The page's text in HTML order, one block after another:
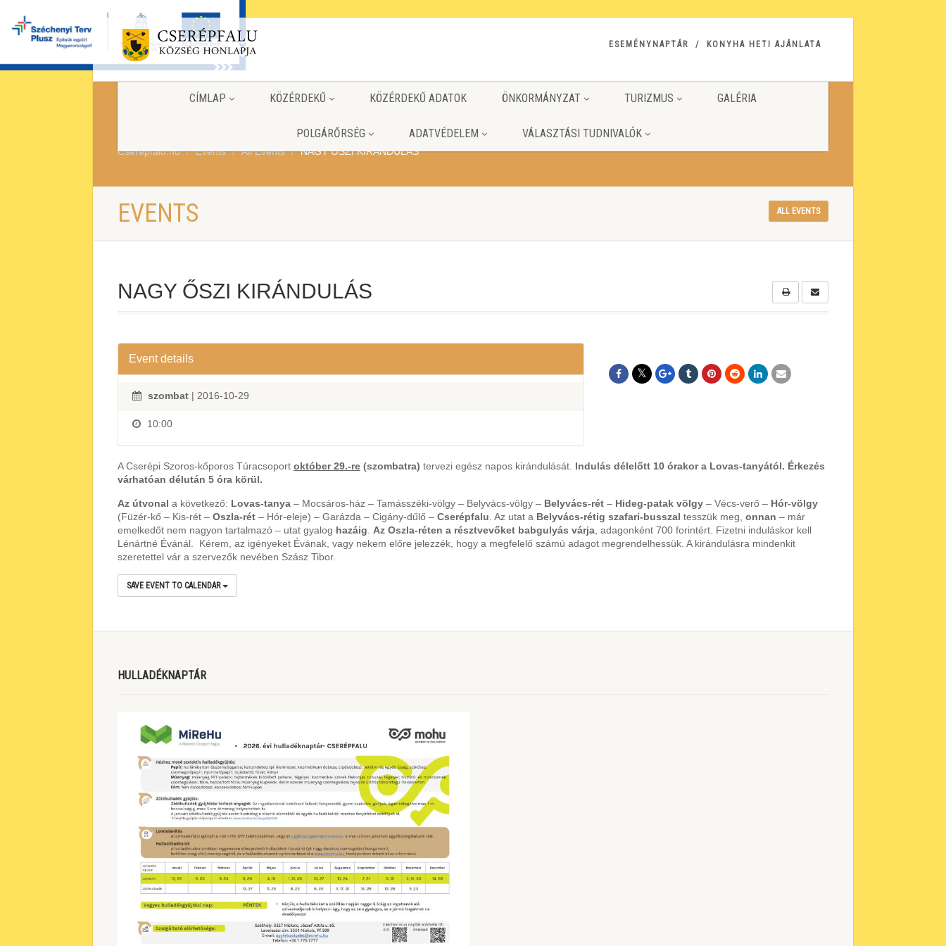
ESEMÉNYNAPTÁR KONYHA HETI AJÁNLATA
CÍMLAP KÖZÉRDEKŰ KÖZÉRDEKŰ ADATOK ÖNKORMÁNYZAT TURIZMUS GALÉRIA
POLGÁRŐRSÉG ADATVÉDELEM VÁLASZTÁSI TUDNIVALÓK
Cserepfalu.hu Events All Events NAGY ŐSZI KIRÁNDULÁS
EVENTS ALL EVENTS
NAGY ŐSZI KIRÁNDULÁS
Event details
szombat | 2016-10-29
10:00
A Cserépi Szoros-kőporos Túracsoport október 29.-re (szombatra) tervezi egész napos kirándulását. Indulás délelőtt 10 órakor a Lovas-tanyától. Érkezés
várhatóan délután 5 óra körül.
Az útvonal a következő: Lovas-tanya – Mocsáros-ház – Tamásszéki-völgy – Belyvács-völgy – Belyvács-rét – Hideg-patak völgy – Vécs-verő – Hór-völgy
(Füzér-kő – Kis-rét – Oszla-rét – Hór-eleje) – Garázda – Cigány-dűlő – Cserépfalu . Az utat a Belyvács-rétig szafari-busszal tesszük meg, onnan – már
emelkedőt nem nagyon tartalmazó – utat gyalog hazáig Az Oszla-réten a résztvevőket babgulyás várja , adagonként 700 forintért. Fizetni induláskor kell
Lénártné Évánál. Kérem, az igényeket Évának, vagy nekem előre jelezzék, hogy a megfelelő számú adagot megrendelhessük. A kirándulásra mindenkit
szeretettel vár a szervezők nevében Szász Tibor.
SAVE EVENT TO CALENDAR
HULLADÉKNAPTÁR